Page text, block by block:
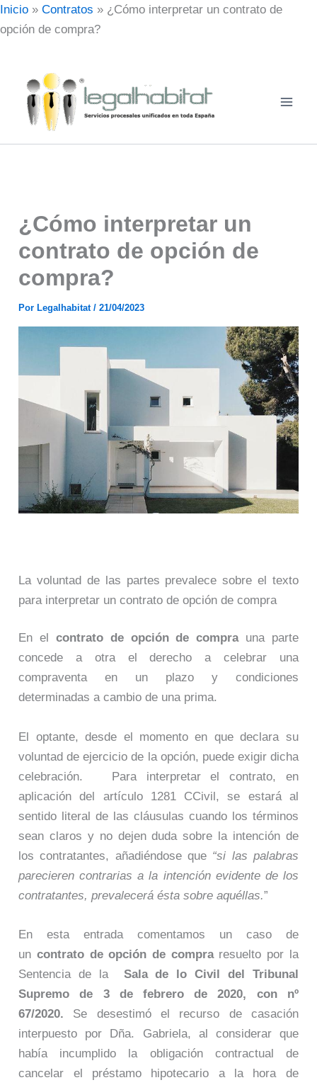
Inicio » Contratos » ¿Cómo interpretar un contrato de
opción de compra?
Ir
al
¿Cómo interpretar un
contrato de opción de
compra?
Por Legalhabitat/21/04/2023
La voluntad de las partes prevalece sobre el texto
para interpretar un contrato de opción de compra
En el contrato de opción de comprauna parte
concede a otra el derecho a celebrar una
compraventa en un plazo y condiciones
determinadas a cambio de una prima.
El optante, desde el momento en que declara su
voluntad de ejercicio de la opción, puede exigir dicha
celebración. Para interpretar el contrato, en
aplicación del artículo 1281 CCivil, se estará al
sentido literal de las cláusulas cuando los términos
sean claros y no dejen duda sobre la intención de
los contratantes, añadiéndose que “si las palabras
parecieren contrarias a la intención evidente de los
contratantes, prevalecerá ésta sobre aquéllas.”
En esta entrada comentamos un caso de
un contrato de opción de compraresuelto por la
Sentencia de la Sala de lo Civil del Tribunal
Supremo de 3 de febrero de 2020, con nº
67/2020. Se desestimó el recurso de casación
interpuesto por Dña. Gabriela, al considerar que
había incumplido la obligación contractual de
cancelar el préstamo hipotecario a la hora de